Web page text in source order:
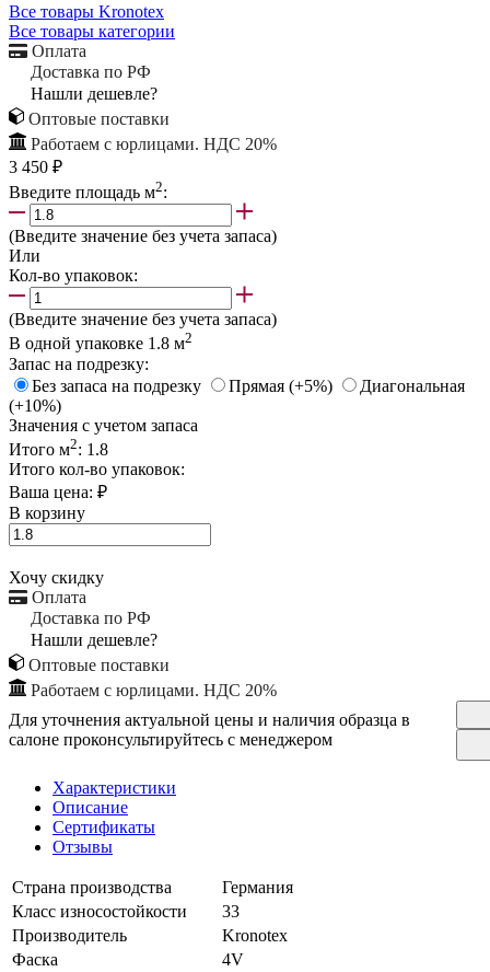
Все товары Kronotex
Все товары категории
Оплата
Доставка по РФ
Нашли дешевле?
Оптовые поставки
Работаем с юрлицами. НДС 20%
3 450 ₽
Введите площадь м2:
(Введите значение без учета запаса)
Или
Кол-во упаковок:
(Введите значение без учета запаса)
В одной упаковке 1.8 м2
Запас на подрезку:
Без запаса на подрезку
Прямая (+5%)
Диагональная
(+10%)
Значения с учетом запаса
Итого м2: 1.8
Итого кол-во упаковок:
Ваша цена: ₽
В корзину
Хочу скидку
Оплата
Доставка по РФ
Нашли дешевле?
Оптовые поставки
Работаем с юрлицами. НДС 20%
Для уточнения актуальной цены и наличия образца в
салоне проконсультируйтесь с менеджером
Характеристики
Описание
Сертификаты
Отзывы
Страна производства
Германия
Класс износостойкости
33
Производитель
Kronotex
Фаска
4V